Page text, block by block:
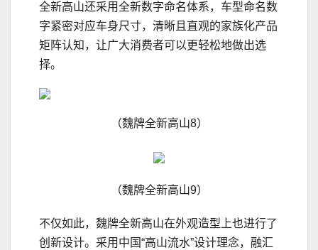
全新高山还采用全新数字命名体系，车型命名数
字紧密对应车身尺寸，清晰且直观的家族化产品
矩阵认知，让广大消费者可以更轻松地做出选
择。
（魏牌全新高山8）
（魏牌全新高山9）
不仅如此，魏牌全新高山在外观造型上也进行了
创新设计。采用中国“高山流水”设计理念，融汇